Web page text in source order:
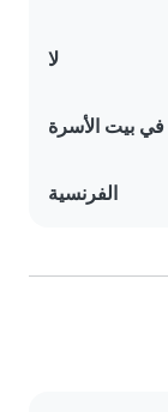
لا
في بيت الأسرة
الفرنسية